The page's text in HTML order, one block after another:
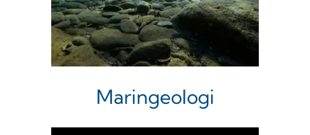
Maringeologi